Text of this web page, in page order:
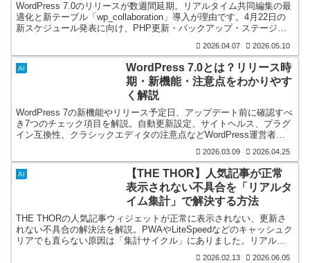
WordPress 7.0のリリースが数週間延期。リアルタイム共同編集の最
適化と新テーブル「wp_collaboration」導入が理由です。4月22日の
新スケジュール発表に向け、PHP更新・バックアップ・ステージン
2026.04.07 2026.05.10
AI
WordPress 7.0とは？リリース時
期・新機能・注意点をわかりやす
く解説
WordPress 7の新機能やリリース予定日、アップデート前に確認すべ
き7つのチェック項目を解説。自動更新設定、サイトヘルス、プラグ
イン互換性、クラシックエディタの注意点などWordPress運営者が
2026.03.09 2026.04.25
AI
【THE THOR】人気記事が正常
表示されない不具合を「リアルタ
イム集計」で解決する方法
THE THORの人気記事ウィジェットが正常に表示されない、更新さ
れない不具合の解決法を解説。PWAやLiteSpeedなどのキャッシュク
リアでも直らない原因は「集計サイクル」にありました。リアルタ
2026.02.13 2026.06.05